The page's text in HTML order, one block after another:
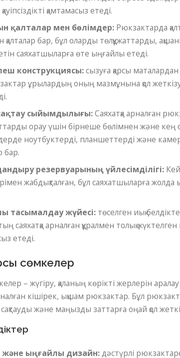
қамтамасыз етеді.
қалталар мен бөлімдер: Рюкзактарда
бар, бұл оларды төлқұжаттарды,
саяхатшыларға өте ыңғайлы етеді.
конструкциясы:сызуға қарсы
​​ұрылардың оның мазмұнына қол
сыйымдылығы:Саяхатқа арналған
орау үшін бірнеше бөлімнен және кең
ноутбуктерді, планшеттерді және
бар.
резервуарының үйлесімділігі:
жабдықталған, бұл саяхатшыларға жолда
тасымалдау жүйесі: төселген иық
саяхатқа арналған құралмен толық
етеді.
сөмкелер
– жүгіру, қаланың көрікті жерлерін
кішірек, ықшам рюкзактар. Бұл
сақтауды және маңызды заттарға оңай қол
ыңғайлы дизайн:дәстүрлі